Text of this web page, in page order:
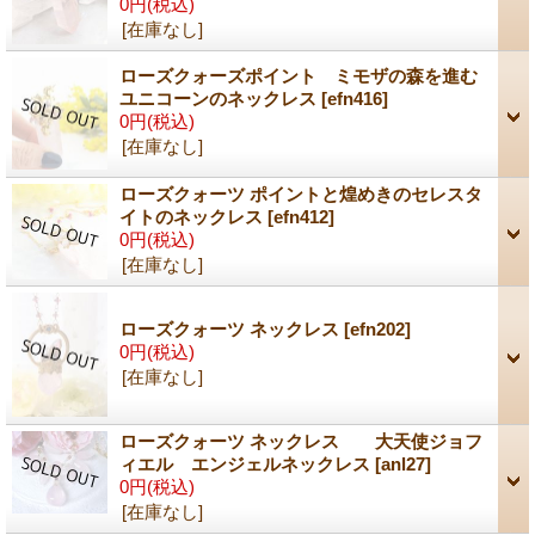
[在庫なし]
ローズクォーズポイント ミモザの森を進む
ユニコーンのネックレス [efn416]
0円(税込)
[在庫なし]
ローズクォーツ ポイントと煌めきのセレスタ
イトのネックレス [efn412]
0円(税込)
[在庫なし]
ローズクォーツ ネックレス [efn202]
0円(税込)
[在庫なし]
ローズクォーツ ネックレス 大天使ジョフ
ィエル エンジェルネックレス [anl27]
0円(税込)
[在庫なし]